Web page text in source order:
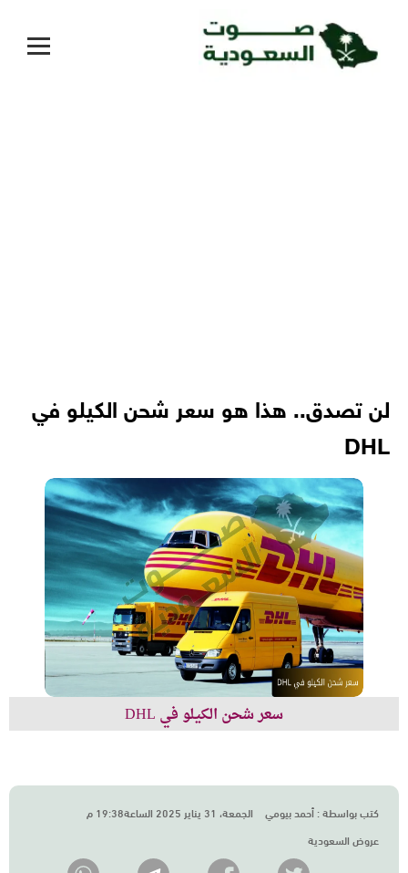
لن تصدق.. هذا هو سعر شحن الكيلو في
DHL
سعر شحن الكيلو في DHL
كتب بواسطة :أحمد بيومي
الجمعة، 31 يناير 2025 الساعة19:38 م
عروض السعودية